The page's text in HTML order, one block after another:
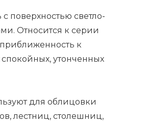
поверхностью светло-
Относится к серии
к
утонченных
для облицовки
лестниц, столешниц,